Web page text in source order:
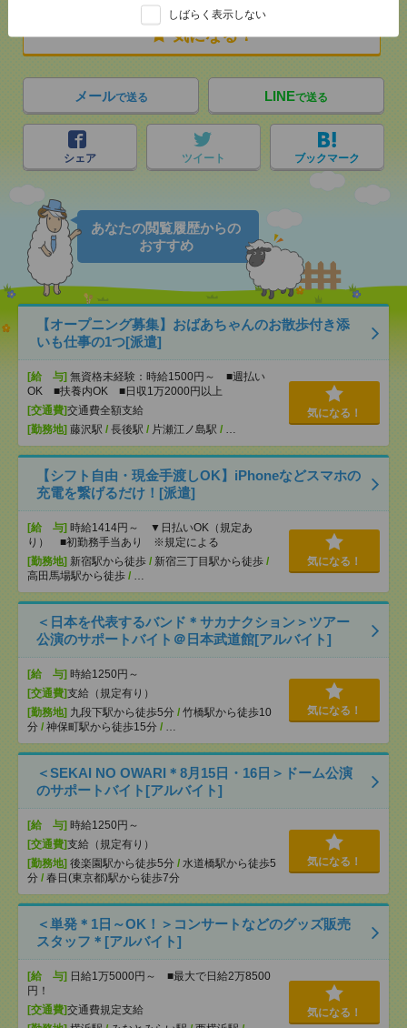
しばらく表示しない
気になる！
メールで送る LINEで送る
シェア ツイート ブックマーク
あなたの閲覧履歴からの
おすすめ
【オープニング募集】おばあちゃんのお散歩付き添
いも仕事の1つ[派遣]
[給 与] 無資格未経験：時給1500円～ ■週払い
OK ■扶養内OK ■日収1万2000円以上
[交通費]交通費全額支給
[勤務地] 藤沢駅 / 長後駅 / 片瀬江ノ島駅 / …
気になる！
【シフト自由・現金手渡しOK】iPhoneなどスマホの
充電を繋げるだけ！[派遣]
[給 与] 時給1414円～ ▼日払いOK（規定あ
り） ■初勤務手当あり ※規定による
[勤務地] 新宿駅から徒歩 / 新宿三丁目駅から徒歩 /
高田馬場駅から徒歩 / …
気になる！
＜日本を代表するバンド＊サカナクション＞ツアー
公演のサポートバイト＠日本武道館[アルバイト]
[給 与] 時給1250円～
[交通費]支給（規定有り）
[勤務地] 九段下駅から徒歩5分 / 竹橋駅から徒歩10
分 / 神保町駅から徒歩15分 / …
気になる！
＜SEKAI NO OWARI＊8月15日・16日＞ドーム公演
のサポートバイト[アルバイト]
[給 与] 時給1250円～
[交通費]支給（規定有り）
[勤務地] 後楽園駅から徒歩5分 / 水道橋駅から徒歩5
分 / 春日(東京都)駅から徒歩7分
気になる！
＜単発＊1日～OK！＞コンサートなどのグッズ販売
スタッフ＊[アルバイト]
[給 与] 日給1万5000円～ ■最大で日給2万8500
円！
[交通費]交通費規定支給
気になる！